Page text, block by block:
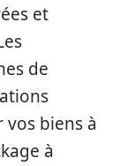
et
de
biens à
à